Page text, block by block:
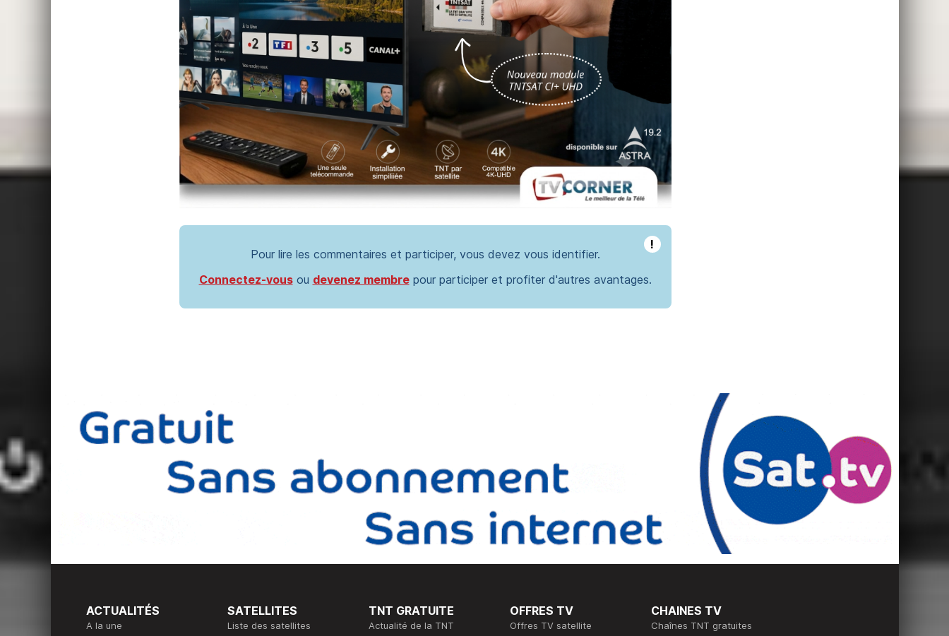
!
Pour lire les commentaires et participer, vous devez vous identifier.
Connectez-vousou devenez membrepour participer et profiter d'autres avantages.
ACTUALITÉS
A la une
SATELLITES
Liste des satellites
TNT GRATUITE
Actualité de la TNT
OFFRES TV
Offres TV satellite
CHAINES TV
Chaînes TNT gratuites